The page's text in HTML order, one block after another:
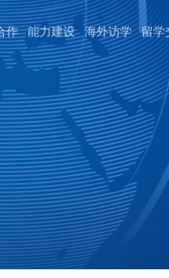
作 能力建设 海外访学 留学